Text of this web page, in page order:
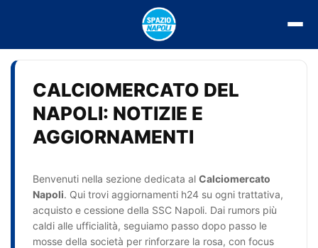
CALCIOMERCATO DEL
NAPOLI: NOTIZIE E
AGGIORNAMENTI
Benvenuti nella sezione dedicata al Calciomercato
Napoli. Qui trovi aggiornamenti h24 su ogni trattativa,
acquisto e cessione della SSC Napoli. Dai rumors più
caldi alle ufficialità, seguiamo passo dopo passo le
mosse della società per rinforzare la rosa, con focus